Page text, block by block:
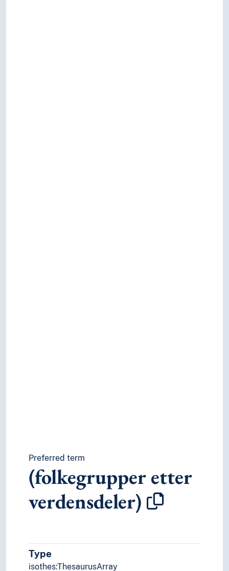
Preferred term
(folkegrupper etter
verdensdeler)
Type
isothes:ThesaurusArray